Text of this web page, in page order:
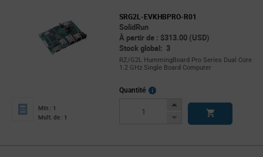
SRG2L-EVKHBPRO-R01
SolidRun
À partir de : $313.00 (USD)
Stock global: 3
RZ/G2L HummingBoard Pro Series Dual Core
1.2 GHz Single Board Computer
Min : 1
Mult. de : 1
Quantité
More
Increase
Decrease